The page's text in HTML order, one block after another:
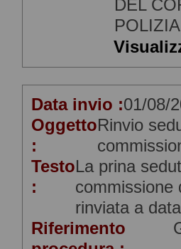
DEL
Data invio :01/08/
Oggetto
:
Rinvio
Testo
:
La prina
commissione
rinviata a
Riferimento